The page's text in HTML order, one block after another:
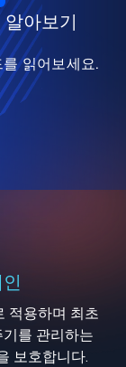
아보기
읽어보세요.
적용하며 최초
를 관리하는
보호합니다.